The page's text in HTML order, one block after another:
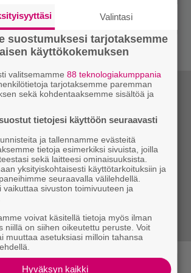
karistaa
Valintasi
suostumuksesi tarjotaksemme
käyttökokemuksen
valitsemamme88 teknologiakumppania
tarjotaksemme paremman
sekä kohdentaaksemme sisältöä ja
tietojesi käyttöön seuraavasti
ja tallennamme evästeitä
tietoja esimerkiksi sivuista, joilla
sekä laitteesi ominaisuuksista.
yksityiskohtaisesti käyttötarkoituksiin ja
seuraavalla välilehdellä.
vaikuttaa sivuston toimivuuteen ja
voivat käsitellä tietoja myös ilman
niillä on siihen oikeutettu peruste. Voit
muuttaa asetuksiasi milloin tahansa
Hyväksyn kaikki